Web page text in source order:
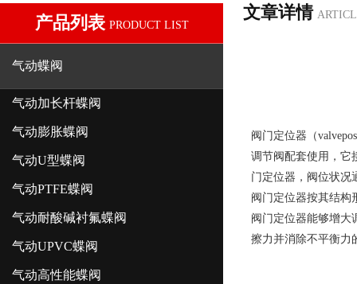
产品列表 PRODUCT LIST
气动蝶阀
气动加长杆蝶阀
气动膨胀蝶阀
气动U型蝶阀
气动PTFE蝶阀
气动耐酸碱衬氟蝶阀
气动UPVC蝶阀
气动高性能蝶阀
文章详情
阀门定位器（
调节阀配套使用，它
门定位器，阀位状
阀门定位器按其结构
阀门定位器能够增大
擦力并消除不平衡力